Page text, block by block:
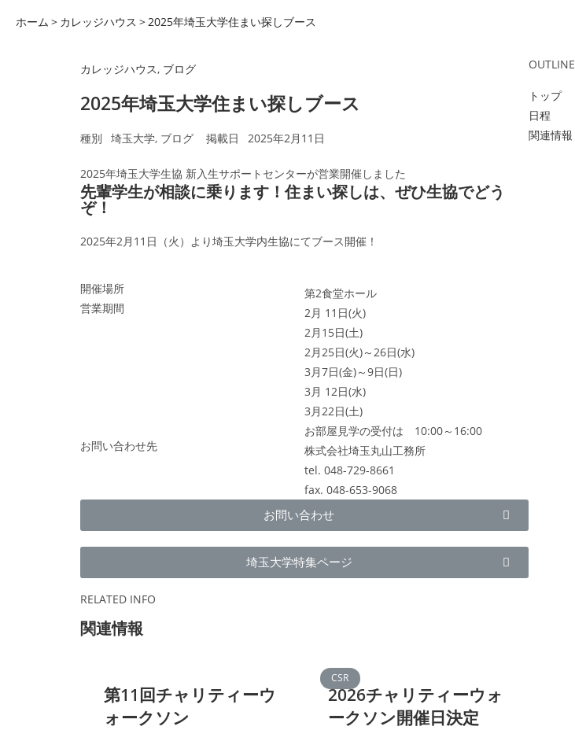
ホーム カレッジハウス 2025年埼玉大学住まい探しブース
カレッジハウス, ブログ
2025年埼玉大学住まい探しブース
種別 埼玉大学, ブログ 掲載日 2025年2月11日
2025年埼玉大学生協 新入生サポートセンターが営業開催しました
OUTLINE
トップ
日程
関連情報
先輩学生が相談に乗ります！住まい探しは、ぜひ生協でどう
ぞ！
2025年2月11日（火）より埼玉大学内生協にてブース開催！
開催場所
第2食堂ホール
営業期間
2月 11日(火)
2月15日(土)
2月25日(火)～26日(水)
3月7日(金)～9日(日)
3月 12日(水)
3月22日(土)
お部屋見学の受付は 10:00～16:00
お問い合わせ先
株式会社埼玉丸山工務所
tel. 048-729-8661
fax. 048-653-9068
お問い合わせ
埼玉大学特集ページ
RELATED INFO
関連情報
第11回チャリティーウ
ォークソン
CSR
2026チャリティーウォ
ークソン開催日決定